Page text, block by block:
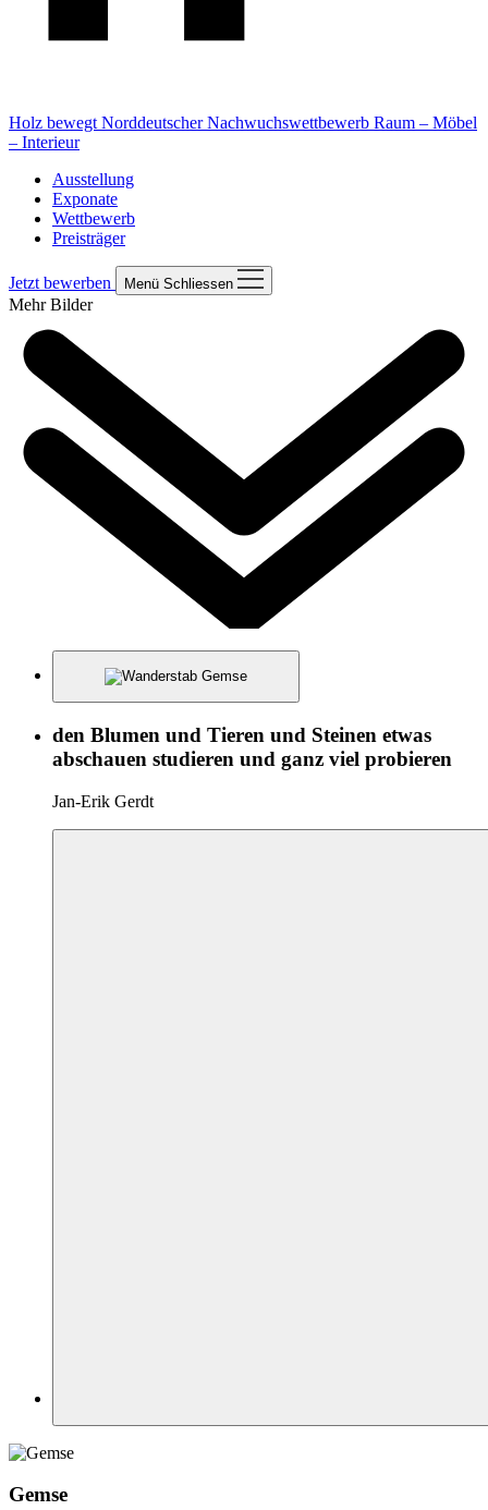
Holz bewegt Norddeutscher Nachwuchswettbewerb Raum – Möbel
– Interieur
Ausstellung
Exponate
Wettbewerb
Preisträger
Jetzt bewerben Menü Schliessen
Mehr Bilder
den Blumen und Tieren und Steinen etwas
abschauen studieren und ganz viel probieren
Jan-Erik Gerdt
Gemse